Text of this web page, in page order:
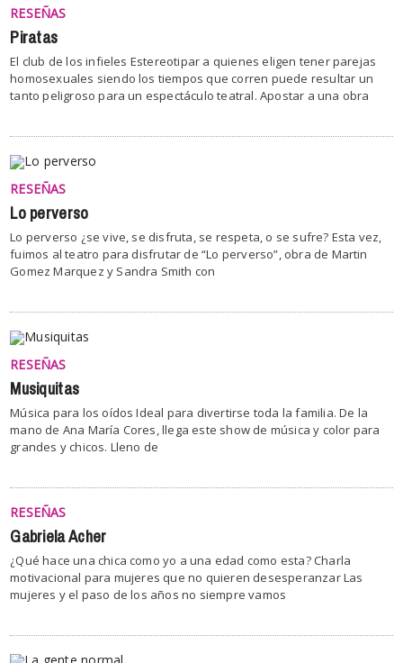
RESEÑAS
Piratas
El club de los infieles Estereotipar a quienes eligen tener parejas
homosexuales siendo los tiempos que corren puede resultar un
tanto peligroso para un espectáculo teatral. Apostar a una obra
RESEÑAS
Lo perverso
Lo perverso ¿se vive, se disfruta, se respeta, o se sufre? Esta vez,
fuimos al teatro para disfrutar de “Lo perverso”, obra de Martin
Gomez Marquez y Sandra Smith con
RESEÑAS
Musiquitas
Música para los oídos Ideal para divertirse toda la familia. De la
mano de Ana María Cores, llega este show de música y color para
grandes y chicos. Lleno de
RESEÑAS
Gabriela Acher
¿Qué hace una chica como yo a una edad como esta? Charla
motivacional para mujeres que no quieren desesperanzar Las
mujeres y el paso de los años no siempre vamos